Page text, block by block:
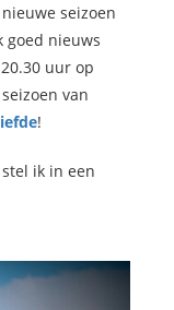
seizoen
goed nieuws
uur op
van
!
stel ik in een